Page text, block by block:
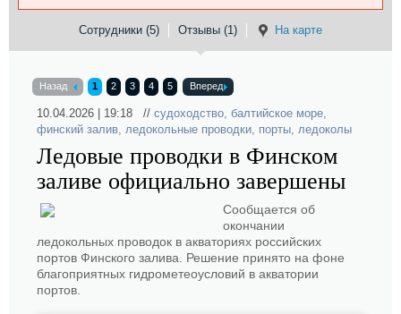
Сотрудники (5) Отзывы (1) На карте
Назад 1 2 3 4 5 Вперед
10.04.2026 | 19:18 // судоходство, балтийское море,
финский залив, ледокольные проводки, порты, ледоколы
Ледовые проводки в Финском
заливе официально завершены
Сообщается об
окончании
ледокольных проводок в акваториях российских
портов Финского залива. Решение принято на фоне
благоприятных гидрометеоусловий в акватории
портов.